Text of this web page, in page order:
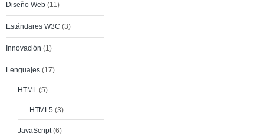
Diseño Web (11)
Estándares W3C (3)
Innovación (1)
Lenguajes (17)
HTML (5)
HTML5 (3)
JavaScript(6)